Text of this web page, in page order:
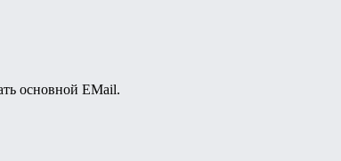
основной EMail.